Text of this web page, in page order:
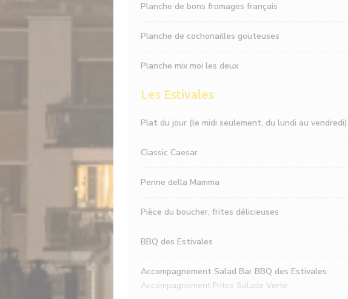
Planche de bons fromages français
Planche de cochonailles gouteuses
Planche mix moi les deux
Les Estivales
Plat du jour (le midi seulement, du lundi au vendredi)
Classic Caesar
Penne della Mamma
Pièce du boucher, frites délicieuses
BBQ des Estivales
Accompagnement Salad Bar BBQ des Estivales
Accompagnement Frites Salade Verte